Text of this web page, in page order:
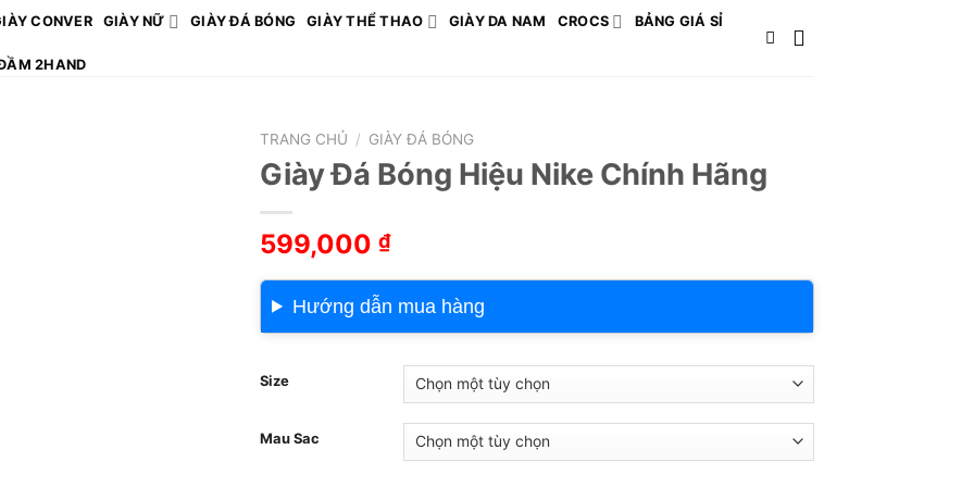
CONVER GIÀY NỮ GIÀY ĐÁ BÓNG GIÀY THỂ THAO GIÀY DA NAM CROCS BẢNG GIÁ SỈ
2HAND
TRANG CHỦ / GIÀY ĐÁ BÓNG
Giày Đá Bóng Hiệu Nike Chính Hãng
599,000 ₫
Hướng dẫn mua hàng
Size
Mau Sac